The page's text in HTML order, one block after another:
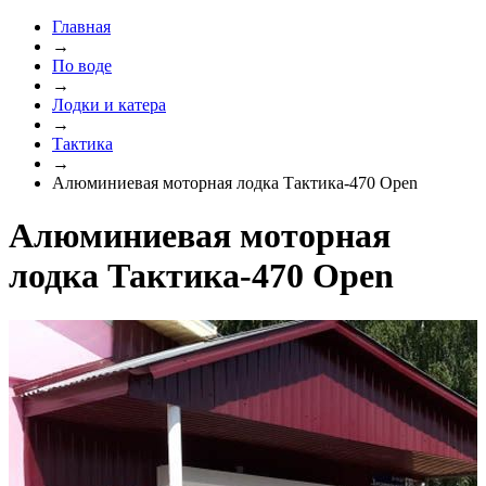
Главная
→
По воде
→
Лодки и катера
→
Тактика
→
Алюминиевая моторная лодка Тактика-470 Open
Алюминиевая моторная
лодка Тактика-470 Open